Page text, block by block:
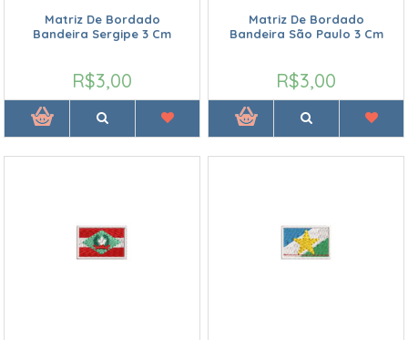
Matriz De Bordado
Bandeira Sergipe 3 Cm
R$3,00
Matriz De Bordado
Bandeira São Paulo 3 Cm
R$3,00